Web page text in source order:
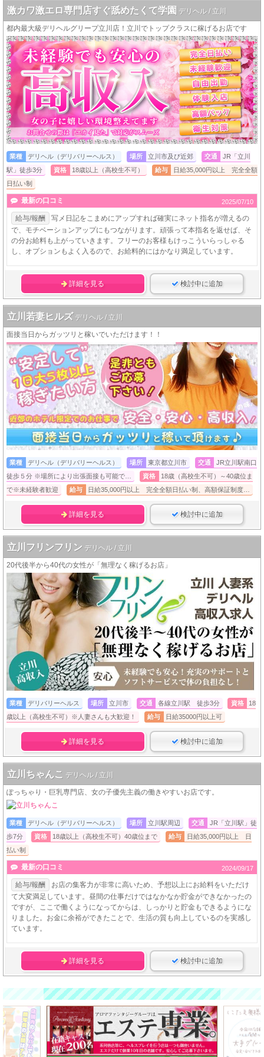
激カワ激エロ専門店すぐ舐めたくて学園 デリヘル / 立川
都内最大級デリヘルグリープ立川店！立川でトップクラスに稼げるお店です
業種 デリヘル（デリバリーヘルス） 場所 立川市及び近郊 交通
JR「立川
駅」徒歩3分
資格 18歳以上（高校生不可） 給与
日給35,000円以上 完全全額
日払い制
最新の口コミ 2025/07/10
給与/報酬
写メ日記をこまめにアップすれば確実にネット指名が増えるの
で、モチベーションアップにもつながります。頑張って本指名を返せば、そ
の分お給料も上がっていきます。フリーのお客様もけっこういらっしゃる
し、オプションもよく入るので、お給料的にはかなり満足しています。
詳細を見る 検討中に追加
立川若妻ヒルズ デリヘル / 立川
面接当日からガッツリと稼いでいただけます！！
業種 デリヘル（デリバリーヘルス） 場所 東京都立川市 交通
JR立川駅南口
徒歩５分 ※場所により出張面接も可能で…
資格
18歳（高校生不可）～40歳位ま
で※未経験者歓迎
給与 日給35,000円以上 完全全額日払い制、高額保証制度…
詳細を見る 検討中に追加
立川フリンフリン デリヘル / 立川
20代後半から40代の女性が「無理なく稼げるお店」
業種 デリバリーヘルス 場所 立川市 交通 各線立川駅 徒歩3分 資格
18
歳以上（高校生不可）※人妻さんも大歓迎！
給与 日給35000円以上可
詳細を見る 検討中に追加
立川ちゃんこ デリヘル / 立川
ぽっちゃり・巨乳専門店、女の子優先主義の働きやすいお店です。
業種 デリヘル（デリバリーヘルス） 場所 立川駅周辺 交通
JR「立川駅」徒
歩7分
資格 18歳以上（高校生不可）40歳位まで 給与
日給35,000円以上 日
払い制
最新の口コミ 2024/09/17
給与/報酬
お店の集客力が非常に高いため、予想以上にお給料をいただけ
て大変満足しています。昼間の仕事だけではなかなか貯金ができなかったの
ですが、ここで働くようになってからは、しっかりと貯金もできるようにな
りました。お金に余裕ができたことで、生活の質も向上しているのを実感し
ています。
詳細を見る 検討中に追加